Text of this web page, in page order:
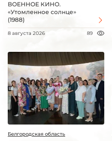
ВОЕННОЕ КИНО.
«Утомленное солнце»
(1988)
8 августа 2026 89
Белгородская область